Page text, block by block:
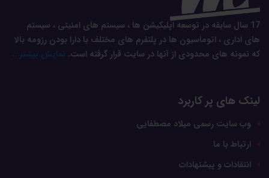
17 سال سابقه در توسعه اپلیکیشن ها ، سیستم های امنیتی ، سیستم
های اداری ، اتوماسیون ها در پلتفرم های مختلف با دارا بودن رزومه بالا
که نمونه های محدودی از آنها در سایت قرار گرفته است. نمایش بیشتر...
لینک های پر کاربرد
وب سایت رسمی میلاد مصطفایی
ارتباط با ما
انتقادات و پیشنهادات